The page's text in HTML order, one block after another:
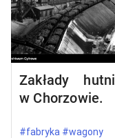
Zakłady
w Chorzowie.
#fabryka #wagony